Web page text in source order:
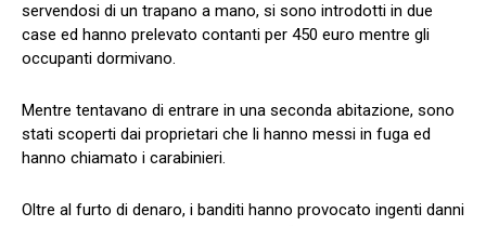
servendosi di un trapano a mano, si sono introdotti in due
case ed hanno prelevato contanti per 450 euro mentre gli
occupanti dormivano.
Mentre tentavano di entrare in una seconda abitazione, sono
stati scoperti dai proprietari che li hanno messi in fuga ed
hanno chiamato i carabinieri.
Oltre al furto di denaro, i banditi hanno provocato ingenti danni